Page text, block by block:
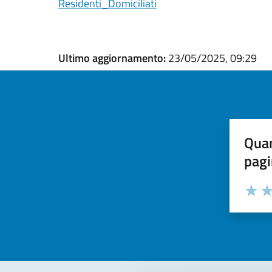
Residenti_Domiciliati
Ultimo aggiornamento:23/05/2025, 09:29
Valuta